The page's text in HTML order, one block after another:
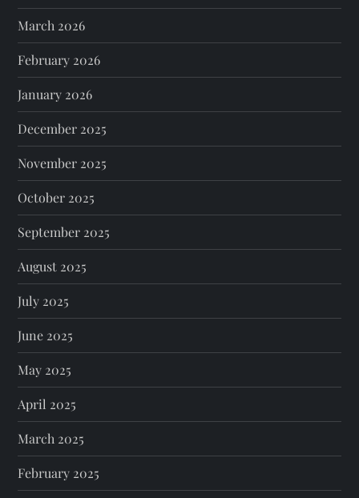
March 2026
February 2026
January 2026
December 2025
November 2025
October 2025
September 2025
August 2025
July 2025
June 2025
May 2025
April 2025
March 2025
February 2025